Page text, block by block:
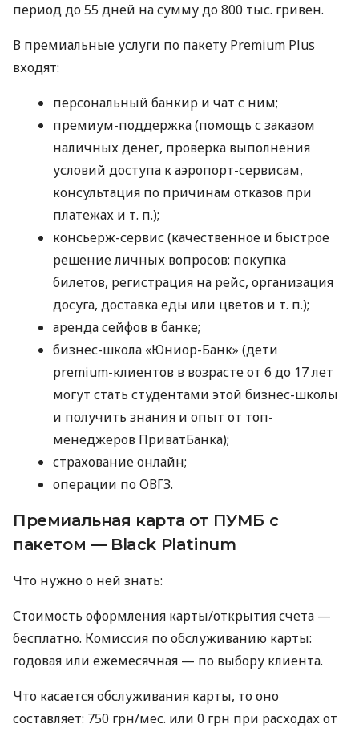
период до 55 дней на сумму до 800 тыс. гривен.
В премиальные услуги по пакету Premium Plus
входят:
персональный банкир и чат с ним;
премиум-поддержка (помощь с заказом
наличных денег, проверка выполнения
условий доступа к аэропорт-сервисам,
консультация по причинам отказов при
платежах и т. п.);
консьерж-сервис (качественное и быстрое
решение личных вопросов: покупка
билетов, регистрация на рейс, организация
досуга, доставка еды или цветов и т. п.);
аренда сейфов в банке;
бизнес-школа «Юниор-Банк» (дети
premium-клиентов в возрасте от 6 до 17 лет
могут стать студентами этой бизнес-школы
и получить знания и опыт от топ-
менеджеров ПриватБанка);
страхование онлайн;
операции по ОВГЗ.
Премиальная карта от ПУМБ с
пакетом — Black Platinum
Что нужно о ней знать:
Стоимость оформления карты/открытия счета —
бесплатно. Комиссия по обслуживанию карты:
годовая или ежемесячная — по выбору клиента.
Что касается обслуживания карты, то оно
составляет: 750 грн/мес. или 0 грн при расходах от